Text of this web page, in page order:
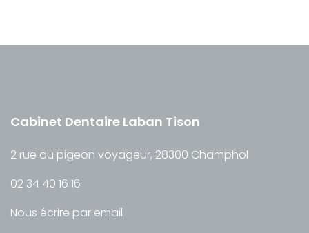
Cabinet Dentaire Laban Tison
2 rue du pigeon voyageur, 28300 Champhol
02 34 40 16 16
Nous écrire par email